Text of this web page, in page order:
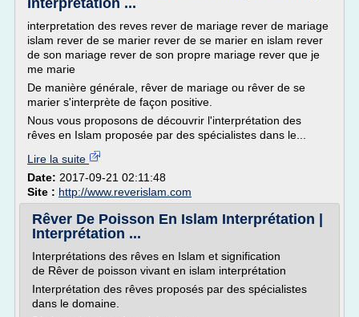
Interprétation ...
interpretation des reves rever de mariage rever de mariage
islam rever de se marier rever de se marier en islam rever
de son mariage rever de son propre mariage rever que je
me marie
De manière générale, rêver de mariage ou rêver de se
marier s'interprète de façon positive.
Nous vous proposons de découvrir l'interprétation des
rêves en Islam proposée par des spécialistes dans le...
Lire la suite
Date: 2017-09-21 02:11:48
Site : http://www.reverislam.com
Rêver De Poisson En Islam Interprétation |
Interprétation ...
Interprétations des rêves en Islam et signification
de Rêver de poisson vivant en islam interprétation
Interprétation des rêves proposés par des spécialistes
dans le domaine.